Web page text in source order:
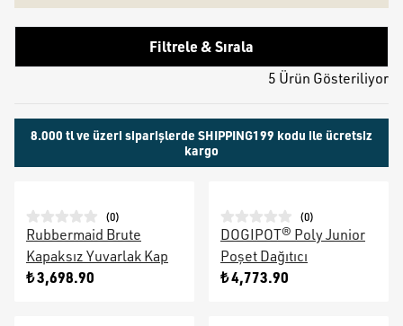
Filtrele & Sırala
5 Ürün Gösteriliyor
8.000 tl ve üzeri siparişlerde SHIPPING199 kodu ile ücretsiz
kargo
(0)
Rubbermaid Brute
Kapaksız Yuvarlak Kap
₺ 3,698.90
(0)
DOGIPOT® Poly Junior
Poşet Dağıtıcı
₺ 4,773.90